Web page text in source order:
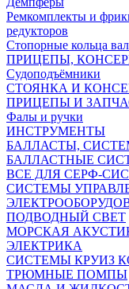
Ремкомплекты и
редукторов
Стопорные кольца
ПРИЦЕПЫ,
Судоподъёмники
СТОЯНКА И
ПРИЦЕПЫ И
Фалы и ручки
ИНСТРУМЕНТЫ
БАЛЛАСТЫ,
БАЛЛАСТНЫЕ
ВСЕ ДЛЯ СЕРФ-
СИСТЕМЫ
ПОДВОДНЫЙ СВЕТ
МОРСКАЯ
ЭЛЕКТРИКА
СИСТЕМЫ КРУИЗ
ТРЮМНЫЕ ПОМПЫ